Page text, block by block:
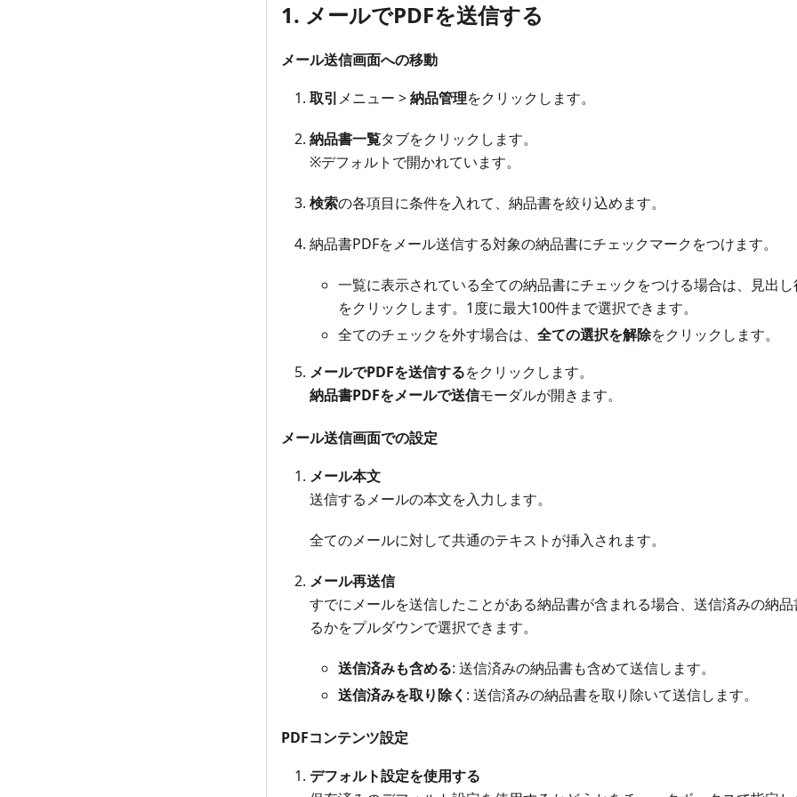
1. メールでPDFを送信する
メール送信画面への移動
取引メニュー >納品管理をクリックします。
納品書一覧タブをクリックします。
※デフォルトで開かれています。
検索の各項目に条件を入れて、納品書を絞り込めます。
納品書PDFをメール送信する対象の納品書にチェックマークをつけます。
一覧に表示されている全ての納品書にチェックをつける場合は、見出
をクリックします。1度に最大100件まで選択できます。
全てのチェックを外す場合は、 全ての選択を解除をクリックします。
メールでPDFを送信するをクリックします。
納品書PDFをメールで送信モーダルが開きます。
メール送信画面での設定
メール本文
送信するメールの本文を入力します。
全てのメールに対して共通のテキストが挿入されます。
メール再送信
すでにメールを送信したことがある納品書が含まれる場合、送信済みの納
るかをプルダウンで選択できます。
送信済みも含める: 送信済みの納品書も含めて送信します。
送信済みを取り除く : 送信済みの納品書を取り除いて送信します。
PDFコンテンツ設定
デフォルト設定を使用する